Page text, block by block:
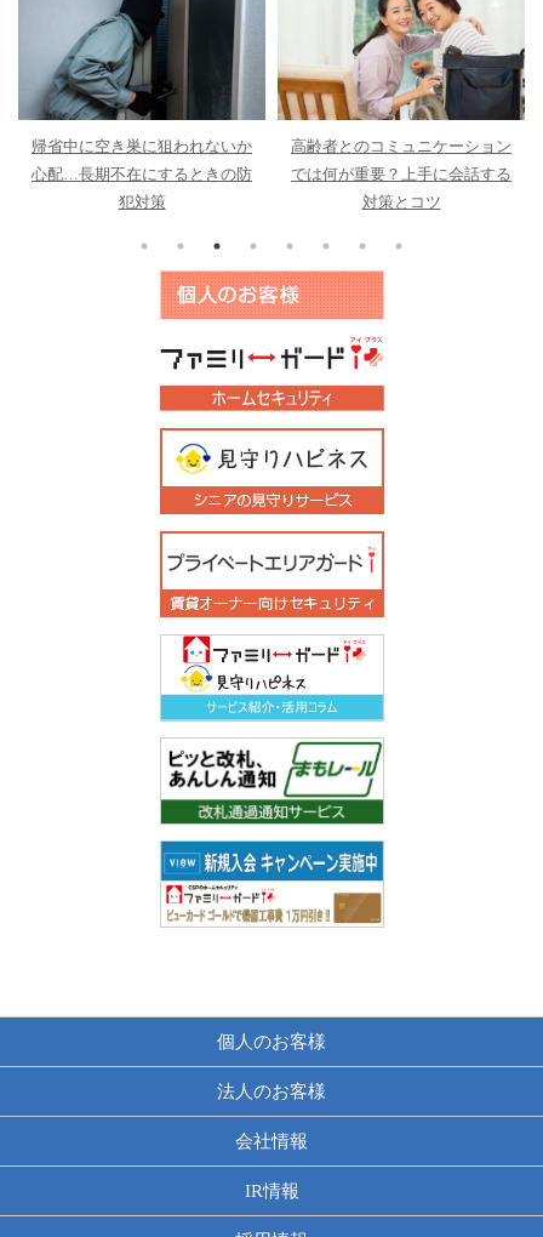
帰省中に空き巣に狙われないか
心配…長期不在にするときの防
犯対策
高齢者とのコミュニケーション
では何が重要？上手に会話する
対策とコツ
個人のお客様
法人のお客様
会社情報
IR情報